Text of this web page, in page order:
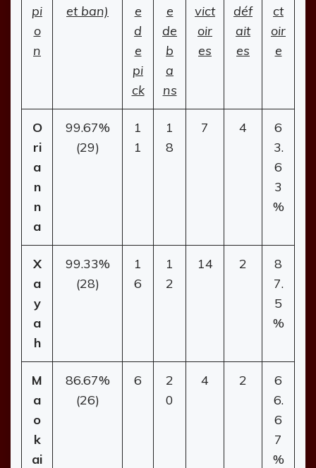
pi
o
n
et ban)
e
d
e
pi
ck
e
de
b
a
ns
vict
oir
es
déf
ait
es
ct
oir
e
O
ri
a
n
n
a
99.67%
(29)
1
1
1
8
7 4
6
3.
6
3
%
X
a
y
a
h
99.33%
(28)
1
6
1
2
14 2
8
7.
5
%
M
a
o
k
ai
86.67%
(26)
6
2
0
4 2
6
6.
6
7
%